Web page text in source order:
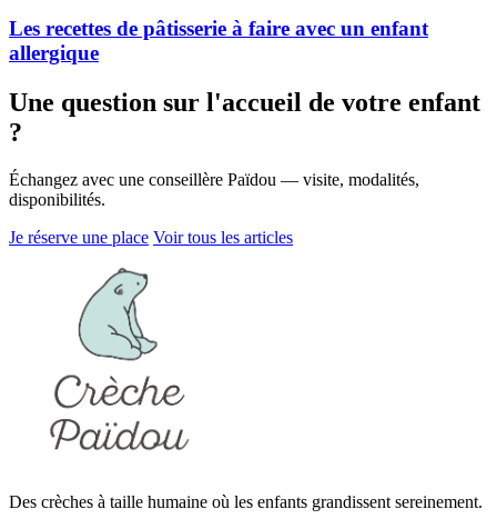
Les recettes de pâtisserie à faire avec un enfant
allergique
Une question sur l'accueil de votre enfant
?
Échangez avec une conseillère Païdou — visite, modalités,
disponibilités.
Je réserve une place Voir tous les articles
Des crèches à taille humaine où les enfants grandissent sereinement.